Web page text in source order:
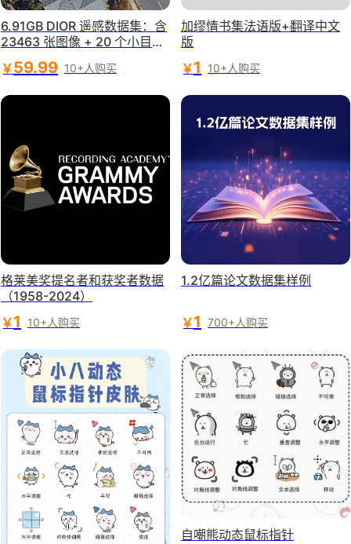
6.91GB DIOR 遥感数据集：含
23463 张图像 + 20 个小目标
类别，支持 YOLO/Faster R-C
NN 模型训练，助力城市规
￥59.99 10+人购买
加缪情书集法语版+翻译中文
版
￥1 10+人购买
格莱美奖提名者和获奖者数据
（1958-2024）
￥1 10+人购买
1.2亿篇论文数据集样例
￥1 700+人购买
自嘲熊动态鼠标指针